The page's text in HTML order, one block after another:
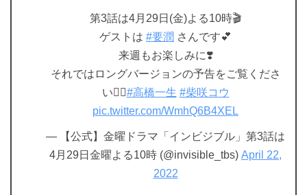
第3話は4月29日(金)よる10時🎬
ゲストは #要潤 さんです💕
来週もお楽しみに❣️
それではロングバージョンの予告をご覧くださ
い💁‍♀️#高橋一生 #柴咲コウ
pic.twitter.com/WmhQ6B4XEL
— 【公式】金曜ドラマ「インビジブル」第3話は
4月29日金曜よる10時 (@invisible_tbs) April 22,
2022